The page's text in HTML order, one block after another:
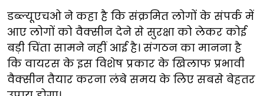
डब्ल्यूएचओ ने कहा है कि संक्रमित लोगों के संपर्क में
आए लोगों को वैक्सीन देने से सुरक्षा को लेकर कोई
बड़ी चिंता सामने नहीं आई है। संगठन का मानना है
कि वायरस के इस विशेष प्रकार के खिलाफ प्रभावी
वैक्सीन तैयार करना लंबे समय के लिए सबसे बेहतर